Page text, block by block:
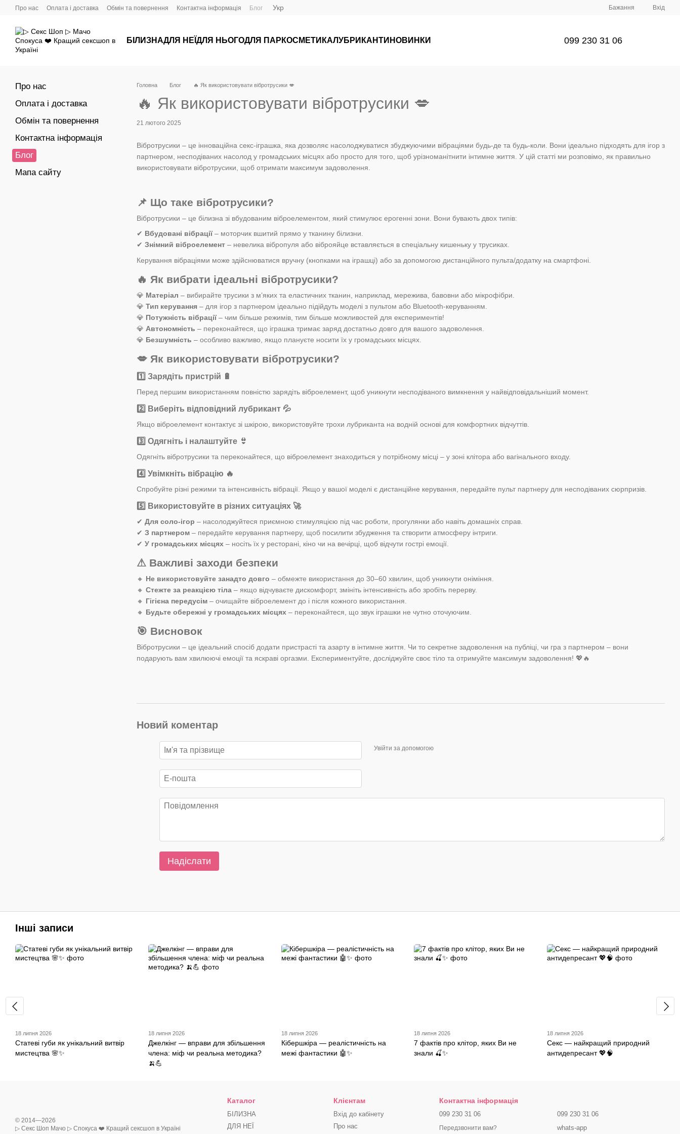
Перейти до основного контенту
Про нас Оплата і доставка Обмін та повернення Контактна інформація Блог Укр Бажання Вхід
БІЛИЗНАДЛЯ НЕЇ ДЛЯ НЬОГОДЛЯ ПАР КОСМЕТИКАЛУБРИКАНТИ НОВИНКИ 099 230 31 06
Головна Блог 🔥 Як використовувати вібротрусики 💋
🔥 Як використовувати вібротрусики 💋
21 лютого 2025
Вібротрусики – це інноваційна секс-іграшка, яка дозволяє насолоджуватися збуджуючими вібраціями будь-де та будь-коли. Вони ідеально підходять для ігор з
партнером, несподіваних насолод у громадських місцях або просто для того, щоб урізноманітнити інтимне життя. У цій статті ми розповімо, як правильно
використовувати вібротрусики, щоб отримати максимум задоволення.
📌 Що таке вібротрусики?
Вібротрусики – це білизна зі вбудованим віброелементом, який стимулює ерогенні зони. Вони бувають двох типів:
✔ Вбудовані вібрації– моторчик вшитий прямо у тканину білизни.
✔ Знімний віброелемент – невелика вібропуля або віброяйце вставляється в спеціальну кишеньку у трусиках.
Керування вібраціями може здійснюватися вручну (кнопками на іграшці) або за допомогою дистанційного пульта/додатку на смартфоні.
🔥 Як вибрати ідеальні вібротрусики?
💎 Матеріал – вибирайте трусики з м’яких та еластичних тканин, наприклад, мережива, бавовни або мікрофібри.
💎 Тип керування – для ігор з партнером ідеально підійдуть моделі з пультом або Bluetooth-керуванням.
💎 Потужність вібрації– чим більше режимів, тим більше можливостей для експериментів!
💎 Автономність – переконайтеся, що іграшка тримає заряд достатньо довго для вашого задоволення.
💎 Безшумність – особливо важливо, якщо плануєте носити їх у громадських місцях.
💋 Як використовувати вібротрусики?
1️⃣ Зарядіть пристрій 🔋
Перед першим використанням повністю зарядіть віброелемент, щоб уникнути несподіваного вимкнення у найвідповідальніший момент.
2️⃣ Виберіть відповідний лубрикант 💦
Якщо віброелемент контактує зі шкірою, використовуйте трохи лубриканта на водній основі для комфортних відчуттів.
3️⃣ Одягніть і налаштуйте 👙
Одягніть вібротрусики та переконайтеся, що віброелемент знаходиться у потрібному місці – у зоні клітора або вагінального входу.
4️⃣ Увімкніть вібрацію 🔥
Спробуйте різні режими та інтенсивність вібрації. Якщо у вашої моделі є дистанційне керування, передайте пульт партнеру для несподіваних сюрпризів.
5️⃣ Використовуйте в різних ситуаціях 🚀
✔ Для соло-ігор – насолоджуйтеся приємною стимуляцією під час роботи, прогулянки або навіть домашніх справ.
✔ З партнером – передайте керування партнеру, щоб посилити збудження та створити атмосферу інтриги.
✔ У громадських місцях – носіть їх у ресторані, кіно чи на вечірці, щоб відчути гострі емоції.
⚠ Важливі заходи безпеки
🔸 Не використовуйте занадто довго – обмежте використання до 30–60 хвилин, щоб уникнути оніміння.
🔸 Стежте за реакцією тіла – якщо відчуваєте дискомфорт, змініть інтенсивність або зробіть перерву.
🔸 Гігієна передусім – очищайте віброелемент до і після кожного використання.
🔸 Будьте обережні у громадських місцях – переконайтеся, що звук іграшки не чутно оточуючим.
🎯 Висновок
Вібротрусики – це ідеальний спосіб додати пристрасті та азарту в інтимне життя. Чи то секретне задоволення на публіці, чи гра з партнером – вони
подарують вам хвилюючі емоції та яскраві оргазми. Експериментуйте, досліджуйте своє тіло та отримуйте максимум задоволення! 💖🔥
Новий коментар
Увійти за допомогою
Надіслати
Про нас
Оплата і доставка
Обмін та повернення
Контактна інформація
Блог
Мапа сайту
Інші записи
18 липня 2026
Статеві губи як унікальний витвір
мистецтва 🌸✨
18 липня 2026
Джелкінг — вправи для збільшення
члена: міф чи реальна методика?
🍌💪
18 липня 2026
Кібершкіра — реалістичність на
межі фантастики 🤖✨
18 липня 2026
7 фактів про клітор, яких Ви не
знали 🍒✨
18 липня 2026
Секс — найкращий природний
антидепресант 💖🧠
© 2014—2026
▷ Секс Шоп Мачо ▷ Спокуса ❤️ Кращий сексшоп в Україні
Каталог
БІЛИЗНА
ДЛЯ НЕЇ
Клієнтам
Вхід до кабінету
Про нас
Контактна інформація
099 230 31 06
Передзвонити вам?
099 230 31 06
whats-app